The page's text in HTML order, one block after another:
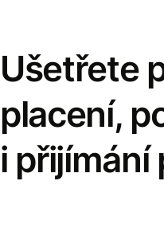
Ušetřete
placení,
i přijímání